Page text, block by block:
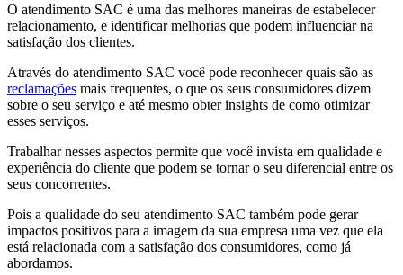
O atendimento SAC é uma das melhores maneiras de estabelecer
relacionamento, e identificar melhorias que podem influenciar na
satisfação dos clientes.
Através do atendimento SAC você pode reconhecer quais são as
reclamações mais frequentes, o que os seus consumidores dizem
sobre o seu serviço e até mesmo obter insights de como otimizar
esses serviços.
Trabalhar nesses aspectos permite que você invista em qualidade e
experiência do cliente que podem se tornar o seu diferencial entre os
seus concorrentes.
Pois a qualidade do seu atendimento SAC também pode gerar
impactos positivos para a imagem da sua empresa uma vez que ela
está relacionada com a satisfação dos consumidores, como já
abordamos.